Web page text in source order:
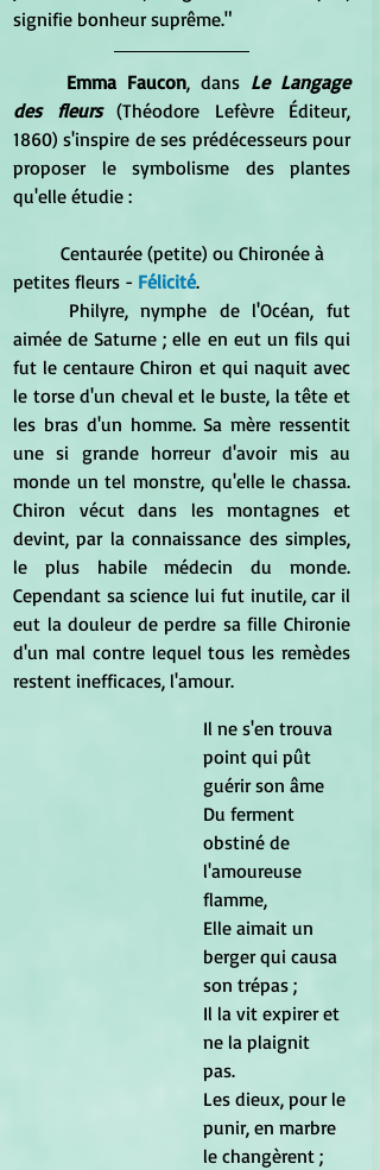
signifie bonheur suprême."
Emma Faucon, dans Le Langage
des fleurs (Théodore Lefèvre Éditeur,
1860) s'inspire de ses prédécesseurs pour
proposer le symbolisme des plantes
qu'elle étudie :
petites fleurs - Félicité.
aimée de Saturne ; elle en eut un fils qui
fut le centaure Chiron et qui naquit avec
le torse d'un cheval et le buste, la tête et
les bras d'un homme. Sa mère ressentit
une si grande horreur d'avoir mis au
monde un tel monstre, qu'elle le chassa.
Chiron vécut dans les montagnes et
devint, par la connaissance des simples,
le plus habile médecin du monde.
Cependant sa science lui fut inutile, car il
eut la douleur de perdre sa fille Chironie
d'un mal contre lequel tous les remèdes
restent inefficaces, l'amour.
Il ne s'en trouva
point qui pût
guérir son âme
Du ferment
obstiné de
l'amoureuse
flamme,
Elle aimait un
berger qui causa
son trépas ;
Il la vit expirer et
ne la plaignit
pas.
Les dieux, pour le
punir, en marbre
le changèrent ;